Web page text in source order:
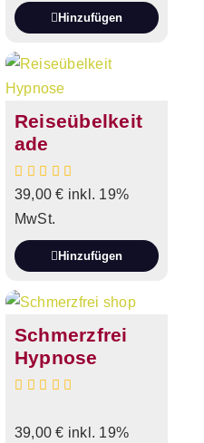
Hinzufügen
Reiseübelkeit
ade
39,00€ inkl. 19%
MwSt.
Hinzufügen
Schmerzfrei
Hypnose
39,00€ inkl. 19%